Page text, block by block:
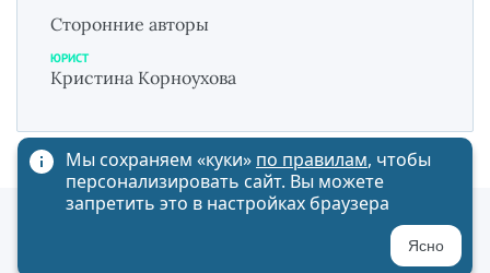
Сторонние авторы
ЮРИСТ
Кристина Корноухова
Политика обработки персональных данных
Мы сохраняем «куки» по правилам, чтобы
персонализировать сайт. Вы можете
запретить это в настройках браузера
Ясно